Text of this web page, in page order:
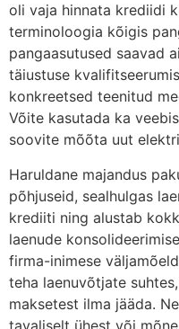
oli vaja hinnata krediidi
terminoloogia kõigis
pangaasutused saavad
täiustuse
konkreetsed teenitud
Võite kasutada ka
soovite mõõta uut
Haruldane majandus
põhjuseid, sealhulgas
krediiti ning alustab
laenude
firma-inimese
teha laenuvõtjate
maksetest ilma jääda.
tavaliselt ühest või